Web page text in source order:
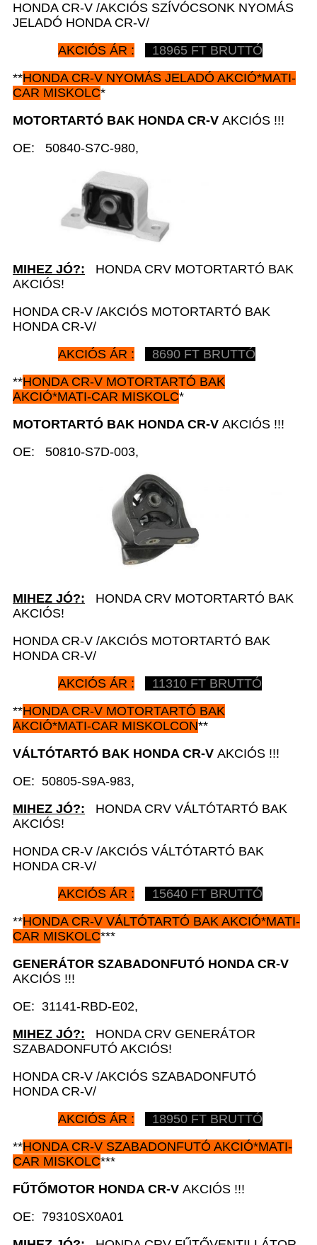
HONDA CR-V /AKCIÓS SZÍVÓCSONK NYOMÁS
JELADÓ HONDA CR-V/
AKCIÓS ÁR :
18965 FT BRUTTÓ
**HONDA CR-V NYOMÁS JELADÓ AKCIÓ*MATI-
CAR MISKOLC*
MOTORTARTÓ BAK HONDA CR-V AKCIÓS !!!
OE: 50840-S7C-980,
MIHEZ JÓ?: HONDA CRV MOTORTARTÓ BAK
AKCIÓS!
HONDA CR-V /AKCIÓS MOTORTARTÓ BAK
HONDA CR-V/
AKCIÓS ÁR :
8690 FT BRUTTÓ
**HONDA CR-V MOTORTARTÓ BAK
AKCIÓ*MATI-CAR MISKOLC*
MOTORTARTÓ BAK HONDA CR-V AKCIÓS !!!
OE: 50810-S7D-003,
MIHEZ JÓ?: HONDA CRV MOTORTARTÓ BAK
AKCIÓS!
HONDA CR-V /AKCIÓS MOTORTARTÓ BAK
HONDA CR-V/
AKCIÓS ÁR :
11310 FT BRUTTÓ
**HONDA CR-V MOTORTARTÓ BAK
AKCIÓ*MATI-CAR MISKOLCON**
VÁLTÓTARTÓ BAK HONDA CR-V AKCIÓS !!!
OE: 50805-S9A-983,
MIHEZ JÓ?: HONDA CRV VÁLTÓTARTÓ BAK
AKCIÓS!
HONDA CR-V /AKCIÓS VÁLTÓTARTÓ BAK
HONDA CR-V/
AKCIÓS ÁR :
15640 FT BRUTTÓ
**HONDA CR-V VÁLTÓTARTÓ BAK AKCIÓ*MATI-
CAR MISKOLC***
GENERÁTOR SZABADONFUTÓ HONDA CR-V
AKCIÓS !!!
OE: 31141-RBD-E02,
MIHEZ JÓ?: HONDA CRV GENERÁTOR
SZABADONFUTÓ AKCIÓS!
HONDA CR-V /AKCIÓS SZABADONFUTÓ
HONDA CR-V/
AKCIÓS ÁR :
18950 FT BRUTTÓ
**HONDA CR-V SZABADONFUTÓ AKCIÓ*MATI-
CAR MISKOLC***
FŰTŐMOTOR HONDA CR-V AKCIÓS !!!
OE: 79310SX0A01